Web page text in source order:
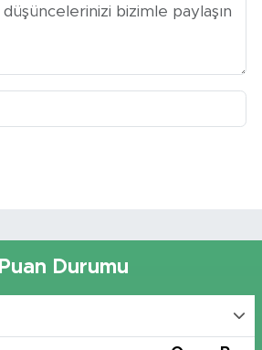
Durumu